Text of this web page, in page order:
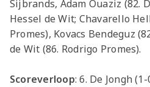
Sijbrands, Adam Ouaziz (82.
Hessel de Wit; Chavarello
Promes), Kovacs Bendeguz
de Wit (86. Rodrigo Promes).
Scoreverloop: 6. De Jongh